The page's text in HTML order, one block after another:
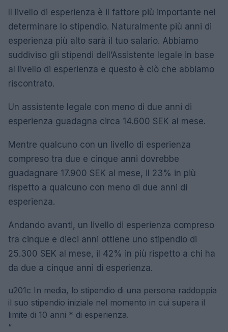
Il livello di esperienza è il fattore più importante nel
determinare lo stipendio. Naturalmente più anni di
esperienza più alto sarà il tuo salario. Abbiamo
suddiviso gli stipendi dell’Assistente legale in base
al livello di esperienza e questo è ciò che abbiamo
riscontrato.
Un assistente legale con meno di due anni di
esperienza guadagna circa 14.600 SEK al mese.
Mentre qualcuno con un livello di esperienza
compreso tra due e cinque anni dovrebbe
guadagnare 17.900 SEK al mese, il 23% in più
rispetto a qualcuno con meno di due anni di
esperienza.
Andando avanti, un livello di esperienza compreso
tra cinque e dieci anni ottiene uno stipendio di
25.300 SEK al mese, il 42% in più rispetto a chi ha
da due a cinque anni di esperienza.
u201c In media, lo stipendio di una persona raddoppia
il suo stipendio iniziale nel momento in cui supera il
limite di 10 anni * di esperienza.
“